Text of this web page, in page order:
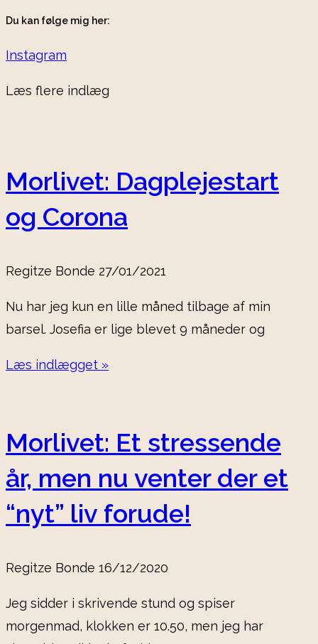
Du kan følge mig her:
Instagram
Læs flere indlæg
Morlivet: Dagplejestart
og Corona
Regitze Bonde 27/01/2021
Nu har jeg kun en lille måned tilbage af min
barsel. Josefia er lige blevet 9 måneder og
Læs indlægget »
Morlivet: Et stressende
år, men nu venter der et
“nyt” liv forude!
Regitze Bonde 16/12/2020
Jeg sidder i skrivende stund og spiser
morgenmad, klokken er 10.50, men jeg har